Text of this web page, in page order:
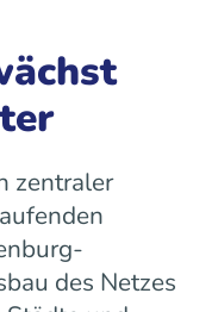
zentraler
des Netzes